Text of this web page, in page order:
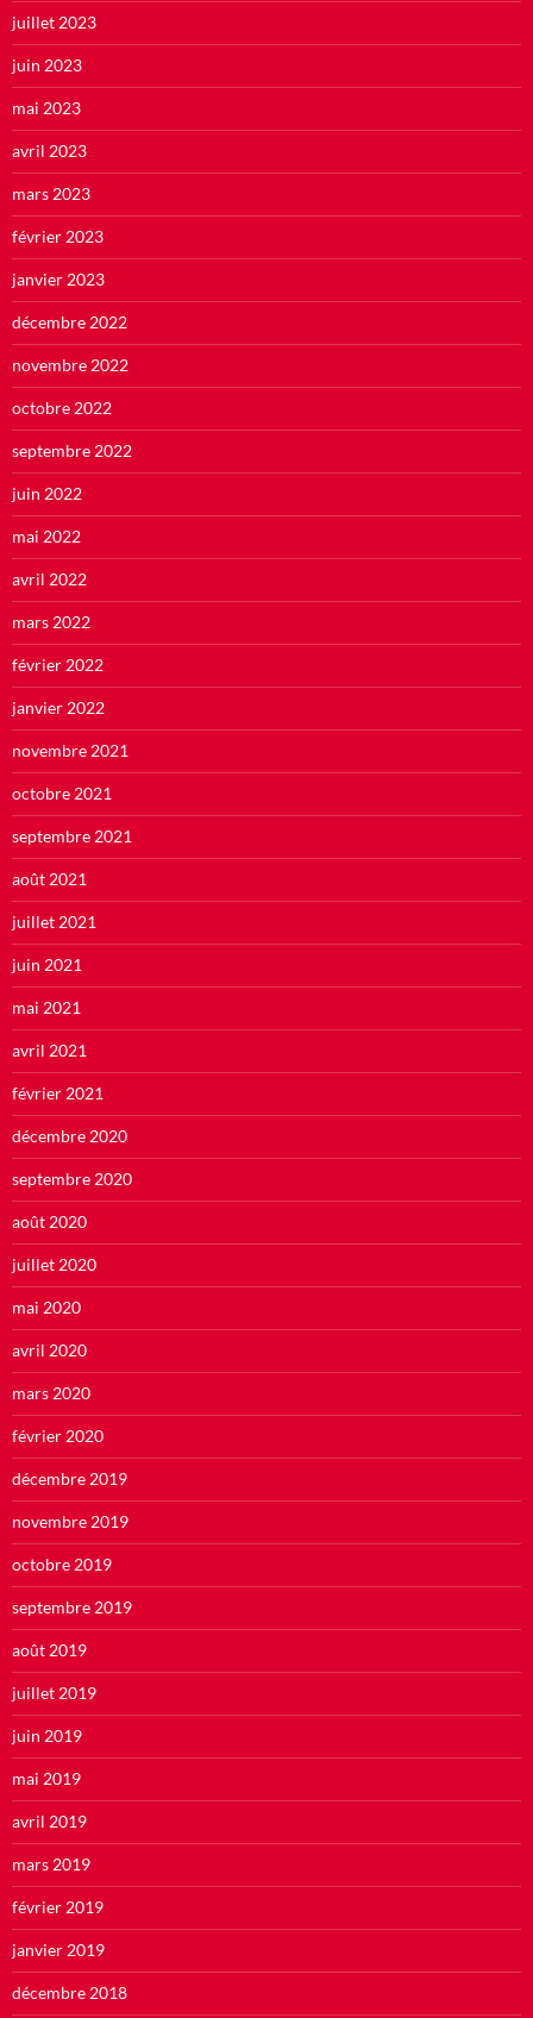
juillet 2023
juin 2023
mai 2023
avril 2023
mars 2023
février 2023
janvier 2023
décembre 2022
novembre 2022
octobre 2022
septembre 2022
juin 2022
mai 2022
avril 2022
mars 2022
février 2022
janvier 2022
novembre 2021
octobre 2021
septembre 2021
août 2021
juillet 2021
juin 2021
mai 2021
avril 2021
février 2021
décembre 2020
septembre 2020
août 2020
juillet 2020
mai 2020
avril 2020
mars 2020
février 2020
décembre 2019
novembre 2019
octobre 2019
septembre 2019
août 2019
juillet 2019
juin 2019
mai 2019
avril 2019
mars 2019
février 2019
janvier 2019
décembre 2018